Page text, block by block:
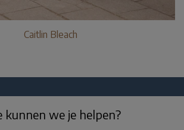
Caitlin Bleach
kunnen we je helpen?